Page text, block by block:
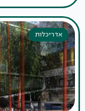
אדריכלות